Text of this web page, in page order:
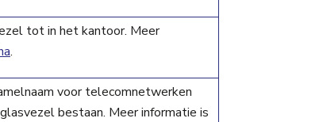
tot in het kantoor. Meer
.
voor telecomnetwerken
bestaan. Meer informatie is